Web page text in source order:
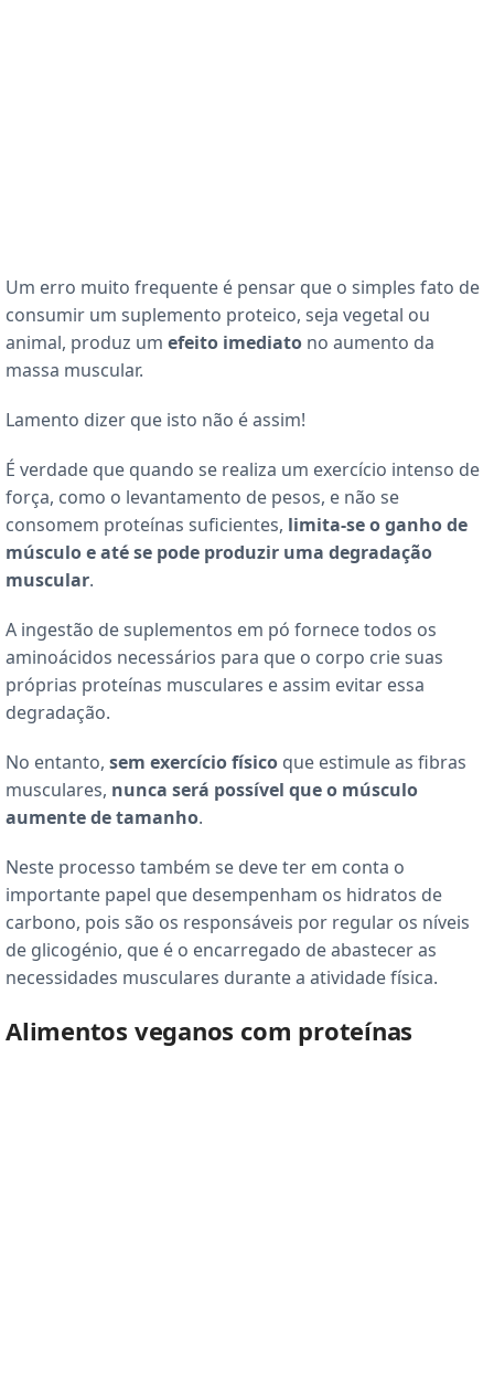
Um erro muito frequente é pensar que o simples fato de
consumir um suplemento proteico, seja vegetal ou
animal, produz um efeito imediato no aumento da
massa muscular.
Lamento dizer que isto não é assim!
É verdade que quando se realiza um exercício intenso de
força, como o levantamento de pesos, e não se
consomem proteínas suficientes, limita-se o ganho de
músculo e até se pode produzir uma degradação
muscular.
A ingestão de suplementos em pó fornece todos os
aminoácidos necessários para que o corpo crie suas
próprias proteínas musculares e assim evitar essa
degradação.
No entanto, sem exercício físico que estimule as fibras
musculares, nunca será possível que o músculo
aumente de tamanho.
Neste processo também se deve ter em conta o
importante papel que desempenham os hidratos de
carbono, pois são os responsáveis por regular os níveis
de glicogénio, que é o encarregado de abastecer as
necessidades musculares durante a atividade física.
Alimentos veganos com proteínas